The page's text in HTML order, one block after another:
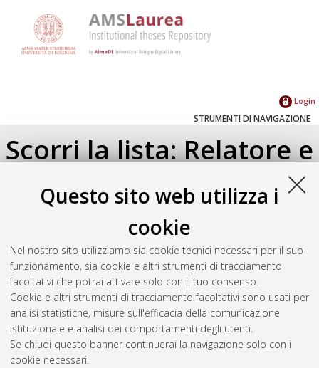
Questo sito web utilizza i
cookie
Nel nostro sito utilizziamo sia cookie tecnici necessari per il suo
funzionamento, sia cookie e altri strumenti di tracciamento
facoltativi che potrai attivare solo con il tuo consenso.
Cookie e altri strumenti di tracciamento facoltativi sono usati per
analisi statistiche, misure sull'efficacia della comunicazione
istituzionale e analisi dei comportamenti degli utenti.
Se chiudi questo banner continuerai la navigazione solo con i
cookie necessari.
Login
STRUMENTI DI NAVIGAZIONE
Scorri la lista: Relatore e
Correlatore
Seleziona un valore dall'elenco sottostante.
2023(1)
2018(1)
Atom
Rss 1.0